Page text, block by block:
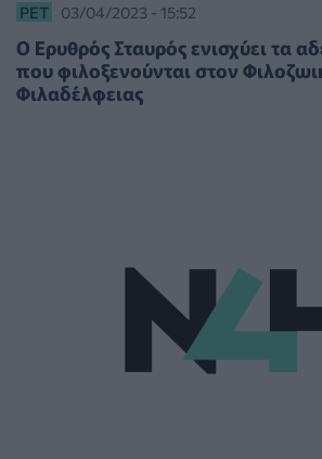
PET 03/04/2023 - 15:52
Ο Ερυθρός Σταυρός ενισχύει τα
που φιλοξενούνται στον
Φιλαδέλφειας